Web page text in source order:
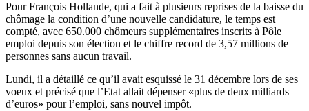
Pour François Hollande, qui a fait à plusieurs reprises de la baisse du
chômage la condition d’une nouvelle candidature, le temps est
compté, avec 650.000 chômeurs supplémentaires inscrits à Pôle
emploi depuis son élection et le chiffre record de 3,57 millions de
personnes sans aucun travail.
Lundi, il a détaillé ce qu’il avait esquissé le 31 décembre lors de ses
voeux et précisé que l’Etat allait dépenser «plus de deux milliards
d’euros» pour l’emploi, sans nouvel impôt.